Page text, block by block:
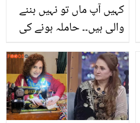
کہیں آپ ماں تو نہیں بننے
والی ہیں۔۔ حاملہ ہونے کی
خود بھی بےخبر ہوتی ہے